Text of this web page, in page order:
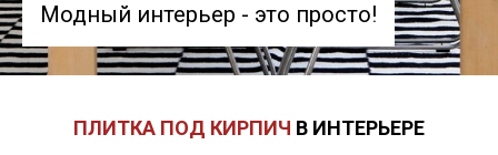
Модный интерьер - это просто!
ПЛИТКА ПОД КИРПИЧ В ИНТЕРЬЕРЕ